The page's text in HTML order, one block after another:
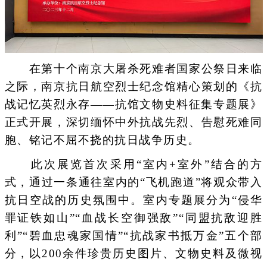
在第十个南京大屠杀死难者国家公祭日来临
之际，南京抗日航空烈士纪念馆精心策划的《抗
战记忆英烈永存——抗馆文物史料征集专题展》
正式开展，深切缅怀中外抗战先烈、告慰死难同
胞、铭记不屈不挠的抗日战争历史。
此次展览首次采用“室内+室外”结合的方
式，通过一条通往室内的“飞机跑道”将观众带入
抗日空战的历史氛围中。室内专题展分为“侵华
罪证铁如山”“血战长空御强敌”“同盟抗敌迎胜
利”“碧血忠魂家国情”“抗战家书抵万金”五个部
分，以200余件珍贵历史图片、文物史料及微视